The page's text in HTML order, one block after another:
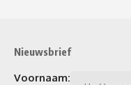
Nieuwsbrief
Voornaam: